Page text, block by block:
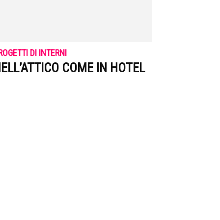
DI INTERNI
COME IN HOTEL